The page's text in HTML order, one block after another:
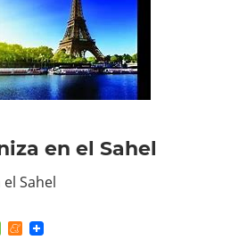
en el Sahel
Sahel
MessageMeneame